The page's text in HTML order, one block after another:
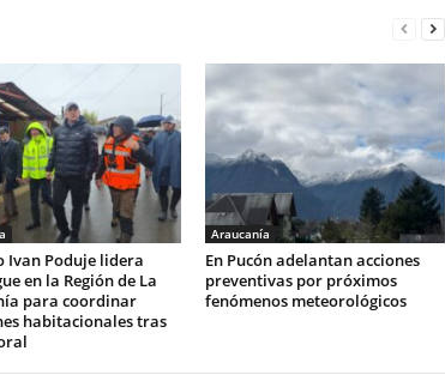
Ivan Poduje lidera
en la Región de La
para coordinar
habitacionales tras
Araucanía
En Pucón adelantan acciones
preventivas por próximos
fenómenos meteorológicos